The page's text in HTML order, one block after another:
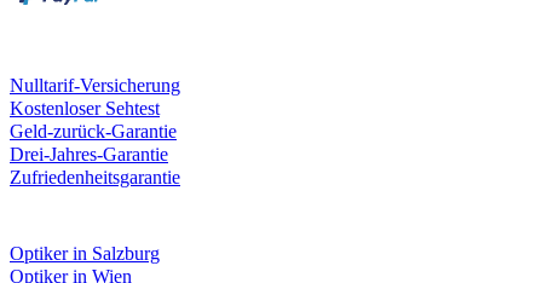
Nulltarif-Versicherung
Kostenloser Sehtest
Geld-zurück-Garantie
Drei-Jahres-Garantie
Zufriedenheitsgarantie
Optiker in Salzburg
Optiker in Wien